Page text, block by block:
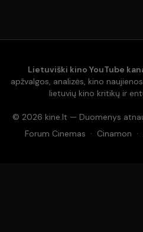
Lietuviški kino YouTube
apžvalgos, analizės, kino
lietuvių kino kritikų ir
© 2026 kine.lt — Duomenys
Forum Cinemas · Cinamon ·